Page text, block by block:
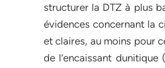
structurer la DTZ à plus
évidences concernant la
et claires, au moins pour
de l’encaissant